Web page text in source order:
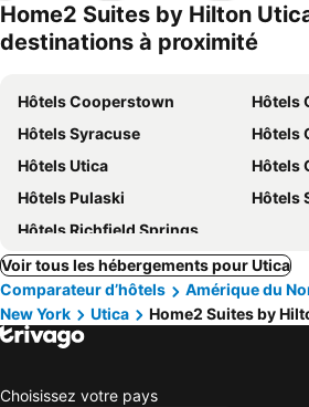
Home2 Suites by Hilton
destinations à proximité
Hôtels Cooperstown
Hôtels
Hôtels Syracuse
Hôtels
Hôtels Utica
Hôtels
Hôtels Pulaski
Hôtels
Hôtels Richfield Springs
Voir tous les hébergements pour Utica
Comparateur d’hôtels
Amérique du
New York
Utica Home2 Suites by
Choisissez votre pays